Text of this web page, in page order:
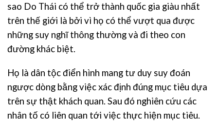
sao Do Thái có thể trở thành quốc gia giàu nhất
trên thế giới là bởi vì họ có thể vượt qua được
những suy nghĩ thông thường và đi theo con
đường khác biệt.
Họ là dân tộc điển hình mang tư duy suy đoán
ngược dòng bằng việc xác định đúng mục tiêu dựa
trên sự thật khách quan. Sau đó nghiên cứu các
nhân tố có liên quan tới việc thực hiện mục tiêu.